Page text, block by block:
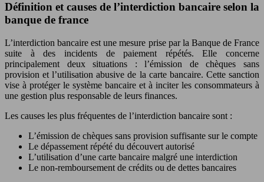
Définition et causes de l’interdiction bancaire selon la
banque de france
L’interdiction bancaire est une mesure prise par la Banque de France
suite à des incidents de paiement répétés. Elle concerne
principalement deux situations : l’émission de chèques sans
provision et l’utilisation abusive de la carte bancaire. Cette sanction
vise à protéger le système bancaire et à inciter les consommateurs à
une gestion plus responsable de leurs finances.
Les causes les plus fréquentes de l’interdiction bancaire sont :
L’émission de chèques sans provision suffisante sur le compte
Le dépassement répété du découvert autorisé
L’utilisation d’une carte bancaire malgré une interdiction
Le non-remboursement de crédits ou de dettes bancaires